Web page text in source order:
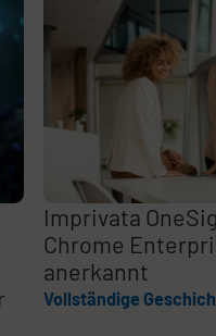
Imprivata
Chrome
anerkannt
Vollständige